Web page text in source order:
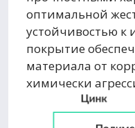
оптимальной
устойчивостью к
покрытие
материала от
химически